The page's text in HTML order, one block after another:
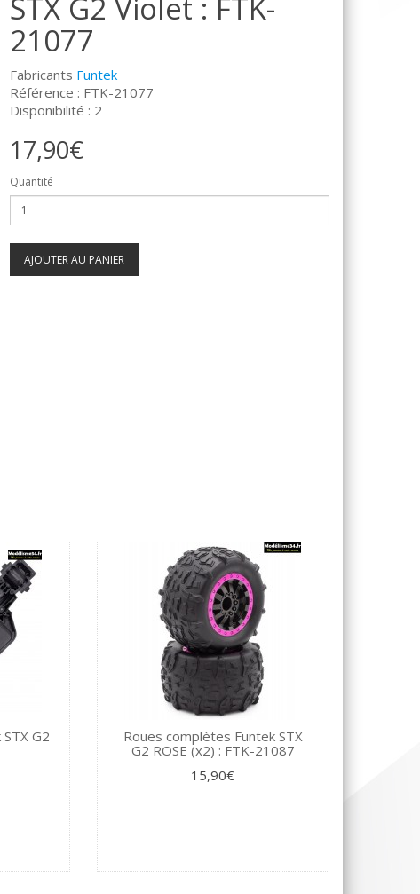
STX G2 Violet : FTK-
21077
Fabricants Funtek
Référence : FTK-21077
Disponibilité : 2
17,90€
Quantité
AJOUTER AU PANIER
G2
Roues complètes Funtek STX
G2 ROSE (x2) : FTK-21087
15,90€